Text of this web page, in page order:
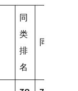
同
类
排
名
同类均值